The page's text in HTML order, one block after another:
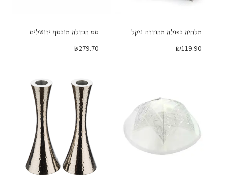
מלחיה כפולה מהודרת ניקל
₪119.90
סט הבדלה מוכסף ירושלים
₪279.70